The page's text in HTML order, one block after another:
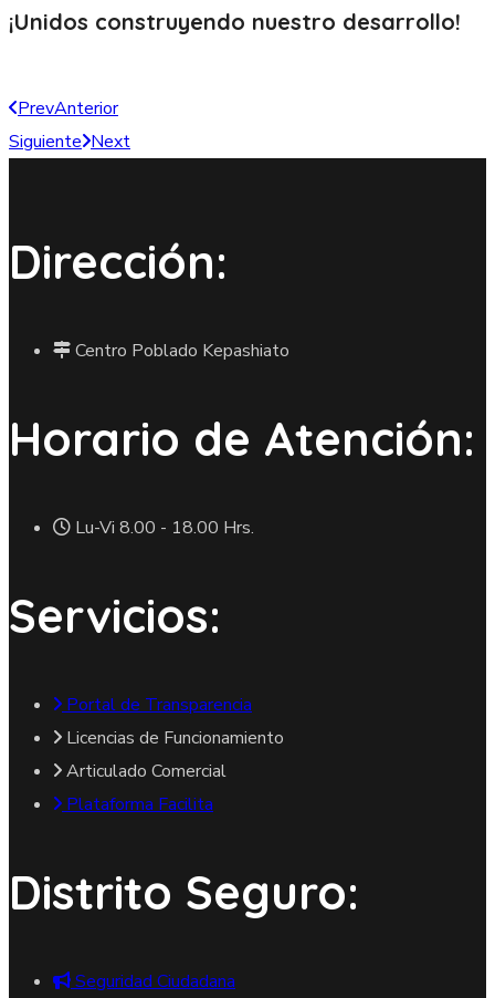
¡Unidos construyendo nuestro desarrollo!
PrevAnterior
Siguiente Next
Dirección:
Centro Poblado Kepashiato
Horario de Atención:
Lu-Vi 8.00 - 18.00 Hrs.
Servicios:
Portal de Transparencia
Licencias de Funcionamiento
Articulado Comercial
Plataforma Facilita
Distrito Seguro:
Seguridad Ciudadana